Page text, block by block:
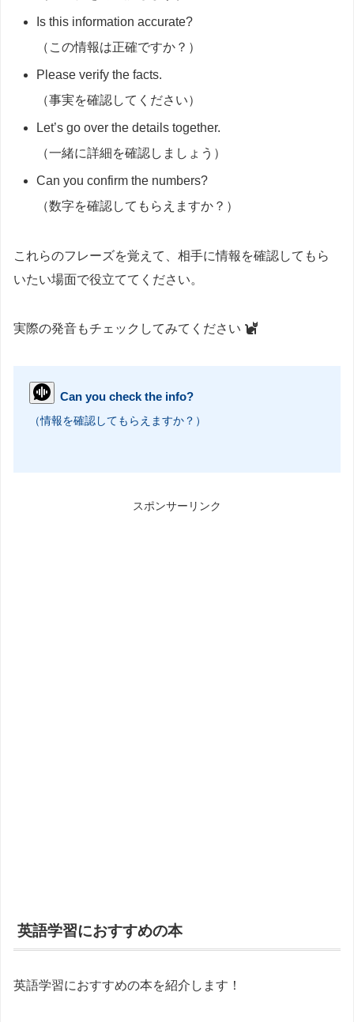
Is this information accurate?
（この情報は正確ですか？）
Please verify the facts.
（事実を確認してください）
Let’s go over the details together.
（一緒に詳細を確認しましょう）
Can you confirm the numbers?
（数字を確認してもらえますか？）
これらのフレーズを覚えて、相手に情報を確認してもら
いたい場面で役立ててください。
実際の発音もチェックしてみてください
Can you check the info?
（情報を確認してもらえますか？）
スポンサーリンク
英語学習におすすめの本
英語学習におすすめの本を紹介します！